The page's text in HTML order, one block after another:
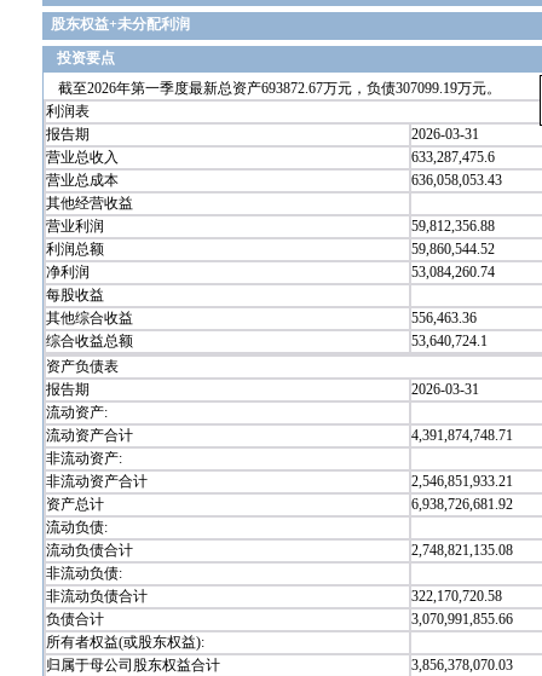
股东权益+未分配利润
投资要点
截至2026年第一季度最新总资产693872.67万元，负债307099.19万元。
利润表
报告期
2026-03-31
营业总收入
633,287,475.6
营业总成本
636,058,053.43
其他经营收益
营业利润
59,812,356.88
利润总额
59,860,544.52
净利润
53,084,260.74
每股收益
其他综合收益
556,463.36
综合收益总额
53,640,724.1
资产负债表
报告期
2026-03-31
流动资产:
流动资产合计
4,391,874,748.71
非流动资产:
非流动资产合计
2,546,851,933.21
资产总计
6,938,726,681.92
流动负债:
流动负债合计
2,748,821,135.08
非流动负债:
非流动负债合计
322,170,720.58
负债合计
3,070,991,855.66
所有者权益(或股东权益):
归属于母公司股东权益合计
3,856,378,070.03